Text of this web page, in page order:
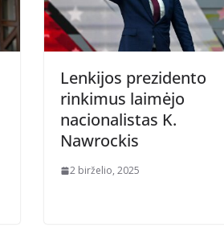
Lenkijos prezidento
rinkimus laimėjo
nacionalistas K.
Nawrockis
2 birželio, 2025